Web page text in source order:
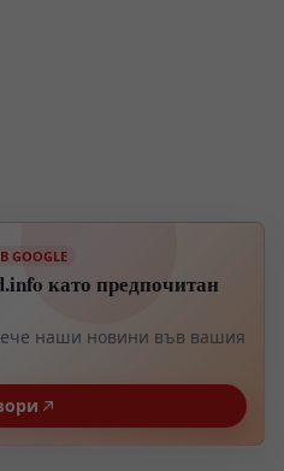
като предпочитан
наши новини във вашия